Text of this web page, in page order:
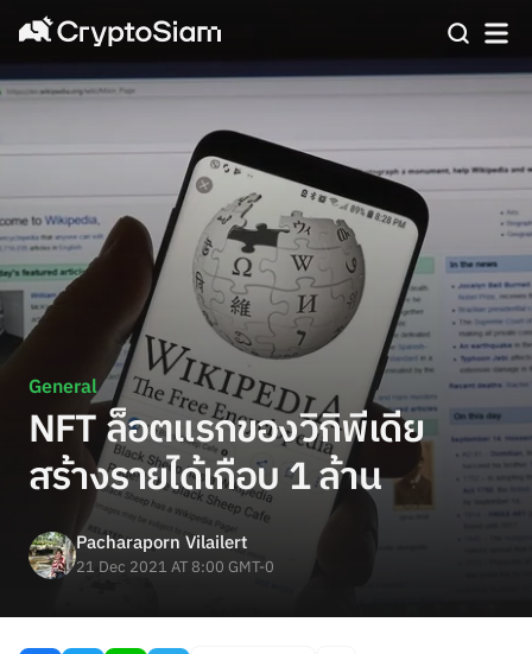
General
NFT ล็อตแรกของวิกิพีเดีย
สร้างรายได้เกือบ 1 ล้าน
Pacharaporn Vilailert
21 Dec 2021 AT 8:00 GMT-0